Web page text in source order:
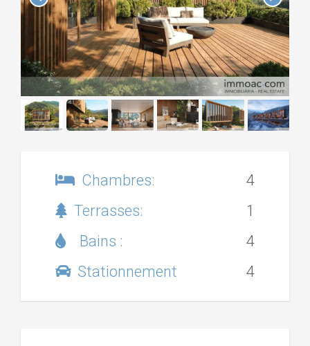
Chambres:
4
Terrasses:
1
Bains :
4
Stationnement
4